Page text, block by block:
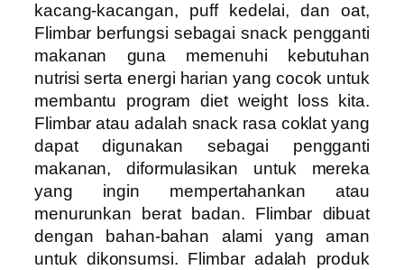
kacang-kacangan, puff kedelai, dan oat,
Flimbar berfungsi sebagai snack pengganti
makanan guna memenuhi kebutuhan
nutrisi serta energi harian yang cocok untuk
membantu program diet weight loss kita.
Flimbar atauadalah snack rasa coklat yang
dapat digunakan sebagai pengganti
makanan, diformulasikan untuk mereka
yang ingin mempertahankan atau
menurunkan berat badan. Flimbar dibuat
dengan bahan-bahan alami yang aman
untuk dikonsumsi. Flimbar adalah produk